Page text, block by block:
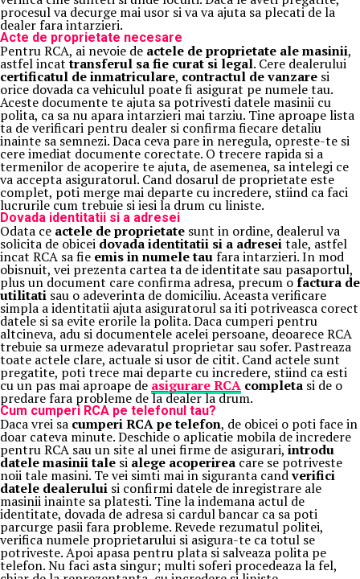
procesul va decurge mai usor si va va ajuta sa plecati de la
dealer fara intarzieri.
Acte de proprietate necesare
Pentru RCA, ai nevoie de actele de proprietate ale masinii,
astfel incattransferul sa fie curat si legal. Cere dealerului
certificatul de inmatriculare, contractul de vanzare si
orice dovada ca vehiculul poate fi asigurat pe numele tau.
Aceste documente te ajuta sa potrivesti datele masinii cu
polita, ca sa nu apara intarzieri mai tarziu. Tine aproape lista
ta de verificari pentru dealer si confirma fiecare detaliu
inainte sa semnezi. Daca ceva pare in neregula, opreste-te si
cere imediat documente corectate. O trecere rapida si a
termenilor de acoperire te ajuta, de asemenea, sa intelegi ce
va accepta asiguratorul. Cand dosarul de proprietate este
complet, poti merge mai departe cu incredere, stiind ca faci
lucrurile cum trebuie si iesi la drum cu liniste.
Dovada identitatii si a adresei
Odata ce actele de proprietate sunt in ordine, dealerul va
solicita de obicei dovada identitatii si a adreseitale, astfel
incat RCA sa fie emis in numele taufara intarzieri. In mod
obisnuit, vei prezenta cartea ta de identitate sau pasaportul,
plus un document care confirma adresa, precum ofactura de
utilitati sau o adeverinta de domiciliu. Aceasta verificare
simpla a identitatii ajuta asiguratorul sa iti potriveasca corect
datele si sa evite erorile la polita. Daca cumperi pentru
altcineva, adu si documentele acelei persoane, deoarece RCA
trebuie sa urmeze adevaratul proprietar sau sofer. Pastreaza
toate actele clare, actuale si usor de citit. Cand actele sunt
pregatite, poti trece mai departe cu incredere, stiind ca esti
cu un pas mai aproape de asigurare RCA completa si de o
predare fara probleme de la dealer la drum.
Cum cumperi RCA pe telefonul tau?
Daca vrei sa cumperi RCA pe telefon, de obicei o poti face in
doar cateva minute. Deschide o aplicatie mobila de incredere
pentru RCA sau un site al unei firme de asigurari, introdu
datele masinii tale si alege acoperirea care se potriveste
noii tale masini. Te vei simti mai in siguranta candverifici
datele dealerului si confirmi datele de inregistrare ale
masinii inainte sa platesti. Tine la indemana actul de
identitate, dovada de adresa si cardul bancar ca sa poti
parcurge pasii fara probleme. Revede rezumatul politei,
verifica numele proprietarului si asigura-te ca totul se
potriveste. Apoi apasa pentru plata si salveaza polita pe
telefon. Nu faci asta singur; multi soferi procedeaza la fel,